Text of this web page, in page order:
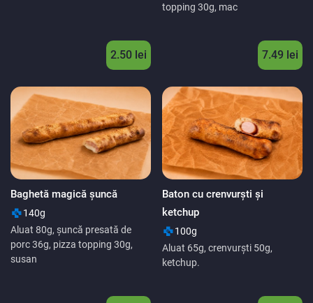
2.50 lei
topping 30g, mac
7.49 lei
Baghetă magică şuncă
140g
Aluat 80g, şuncă presată de
porc 36g, pizza topping 30g,
susan
Baton cu crenvurşti şi
ketchup
100g
Aluat 65g, crenvurști 50g,
ketchup.